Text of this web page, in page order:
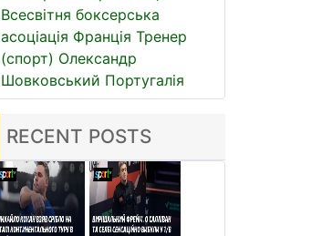
Всесвітня боксерська
асоціація Франція Тренер
(спорт) Олександр
Шовковський Португалія
RECENT POSTS